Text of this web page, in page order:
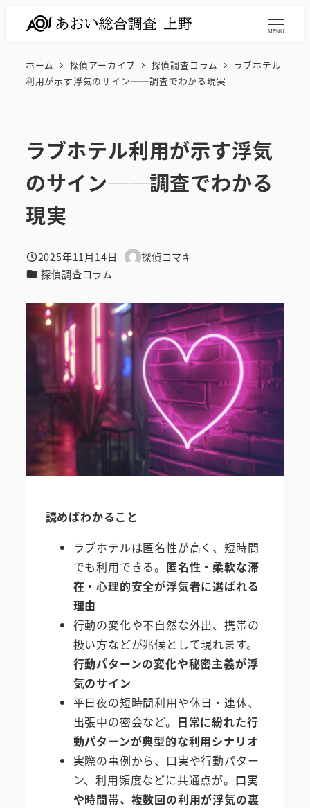
MENU
ホーム 探偵アーカイブ 探偵調査コラム
ラブホテル
利用が示す浮気のサイン──調査でわかる現実
ラブホテル利用が示す浮気
のサイン──調査でわかる
現実
投稿日
2025年11月14日
著
探偵コマキ
カテゴリー
探偵調査コラム
読めばわかること
ラブホテルは匿名性が高く、短時間
でも利用できる。 匿名性・柔軟な滞
在・心理的安全が浮気者に選ばれる
理由
行動の変化や不自然な外出、携帯の
扱い方などが兆候として現れます。
行動パターンの変化や秘密主義が浮
気のサイン
平日夜の短時間利用や休日・連休、
出張中の密会など。 日常に紛れた行
動パターンが典型的な利用シナリオ
実際の事例から、口実や行動パター
ン、利用頻度などに共通点が。 口実
や時間帯、複数回の利用が浮気の裏